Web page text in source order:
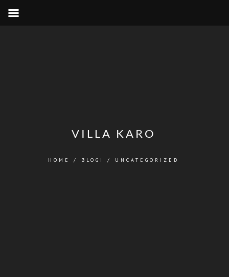
VILLA KARO
HOME / BLOGI / UNCATEGORIZED